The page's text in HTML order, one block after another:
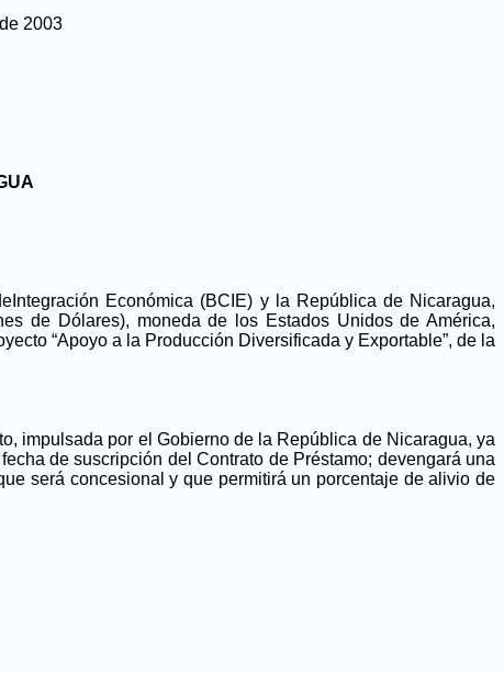
2003
Económica (BCIE) y la República de Nicaragua,
de Dólares), moneda de los Estados Unidos de América,
“Apoyo a la Producción Diversificada y Exportable”, de la
impulsada por el Gobierno de la República de Nicaragua, ya
de suscripción del Contrato de Préstamo; devengará una
será concesional y que permitirá un porcentaje de alivio de